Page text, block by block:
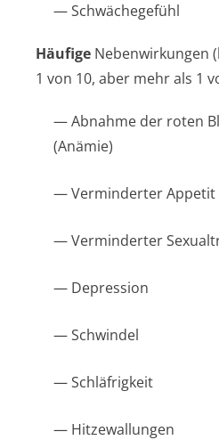
— Schwächegefühl
Häufige Nebenwirkungen
1 von 10, aber mehr als 1
— Abnahme der roten
(Anämie)
— Verminderter Appetit
— Verminderter
— Depression
— Schwindel
— Schläfrigkeit
— Hitzewallungen